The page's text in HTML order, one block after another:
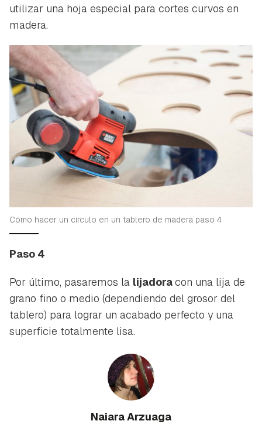
utilizar una hoja especial para cortes curvos en
madera.
Cómo hacer un círculo en un tablero de madera paso 4
Paso 4
Por último, pasaremos la lijadoracon una lija de
grano fino o medio (dependiendo del grosor del
tablero) para lograr un acabado perfecto y una
superficie totalmente lisa.
Naiara Arzuaga